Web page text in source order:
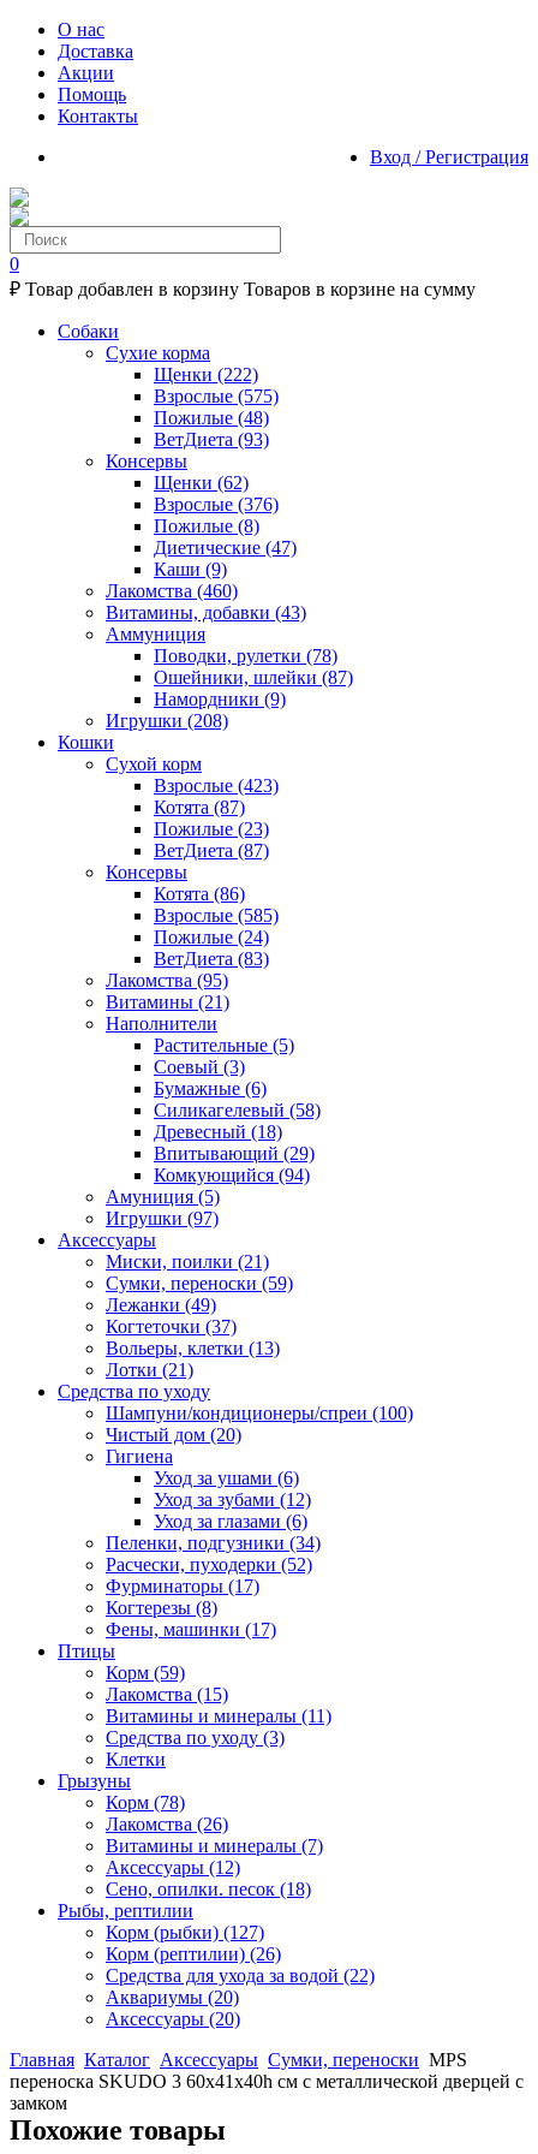
О нас
Доставка
Акции
Помощь
Контакты
Вход / Регистрация
0
₽ Товар добавлен в корзину Товаров в корзине на сумму
Собаки
Сухие корма
Щенки (222)
Взрослые (575)
Пожилые (48)
ВетДиета (93)
Консервы
Щенки (62)
Взрослые (376)
Пожилые (8)
Диетические (47)
Каши (9)
Лакомства (460)
Витамины, добавки (43)
Аммуниция
Поводки, рулетки (78)
Ошейники, шлейки (87)
Намордники (9)
Игрушки (208)
Кошки
Сухой корм
Взрослые (423)
Котята (87)
Пожилые (23)
ВетДиета (87)
Консервы
Котята (86)
Взрослые (585)
Пожилые (24)
ВетДиета (83)
Лакомства (95)
Витамины (21)
Наполнители
Растительные (5)
Соевый (3)
Бумажные (6)
Силикагелевый (58)
Древесный (18)
Впитывающий (29)
Комкующийся (94)
Амуниция (5)
Игрушки (97)
Аксессуары
Миски, поилки (21)
Сумки, переноски (59)
Лежанки (49)
Когтеточки (37)
Вольеры, клетки (13)
Лотки (21)
Средства по уходу
Шампуни/кондиционеры/спреи (100)
Чистый дом (20)
Гигиена
Уход за ушами (6)
Уход за зубами (12)
Уход за глазами (6)
Пеленки, подгузники (34)
Расчески, пуходерки (52)
Фурминаторы (17)
Когтерезы (8)
Фены, машинки (17)
Птицы
Корм (59)
Лакомства (15)
Витамины и минералы (11)
Средства по уходу (3)
Клетки
Грызуны
Корм (78)
Лакомства (26)
Витамины и минералы (7)
Аксессуары (12)
Сено, опилки. песок (18)
Рыбы, рептилии
Корм (рыбки) (127)
Корм (рептилии) (26)
Средства для ухода за водой (22)
Аквариумы (20)
Аксессуары (20)
Главная Каталог Аксессуары Сумки, переноски MPS
переноска SKUDO 3 60х41х40h см с металлической дверцей с
замком
Похожие товары